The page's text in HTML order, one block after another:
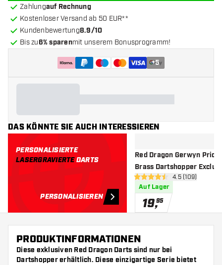
Zahlungauf Rechnung
Kostenloser Versand ab 50 EUR**
Kundenbewertung8.9/10
Bis zu6% sparenmit unserem Bonusprogramm!
+5
DAS KÖNNTE SIE AUCH INTERESSIEREN
PERSONALISIERTE
LASERGRAVIERTEDARTS
PERSONALISIEREN
Red Dragon Gerwyn Price
Brass Dartshopper
Dartpfeile
4.5 Bewertungssterne
4.5 (109)
Auf Lager
19,95
PRODUKTINFORMATIONEN
Diese exklusiven Red Dragon Darts sind nur bei
Dartshopper erhältlich. Diese einzigartige Serie bietet